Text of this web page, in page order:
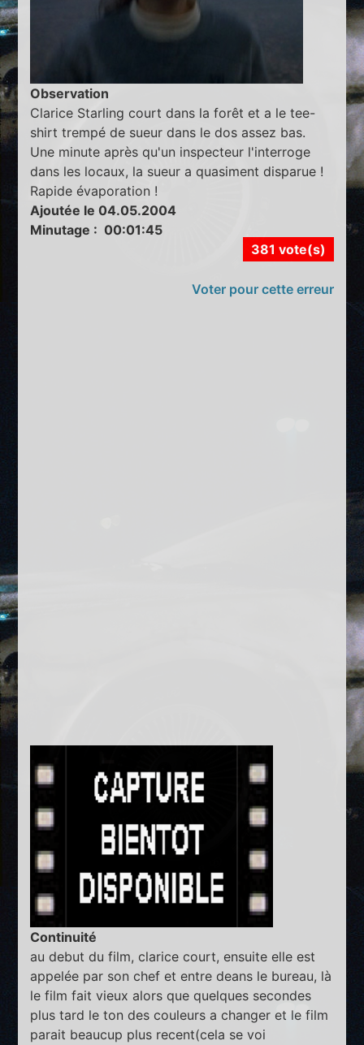
Observation
Clarice Starling court dans la forêt et a le tee-
shirt trempé de sueur dans le dos assez bas.
Une minute après qu'un inspecteur l'interroge
dans les locaux, la sueur a quasiment disparue !
Rapide évaporation !
Ajoutée le 04.05.2004
Minutage : 00:01:45
381 vote(s)
Voter pour cette erreur
Continuité
au debut du film, clarice court, ensuite elle est
appelée par son chef et entre deans le bureau, là
le film fait vieux alors que quelques secondes
plus tard le ton des couleurs a changer et le film
parait beaucup plus recent(cela se voi